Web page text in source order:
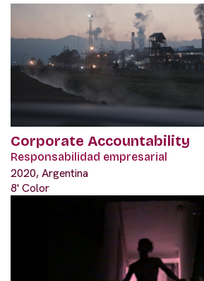
Corporate Accountability
Responsabilidad empresarial
2020, Argentina
8' Color